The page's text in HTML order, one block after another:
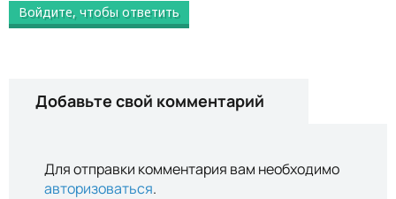
Войдите, чтобы ответить
Добавьте свой комментарий
Для отправки комментария вам необходимо
авторизоваться.